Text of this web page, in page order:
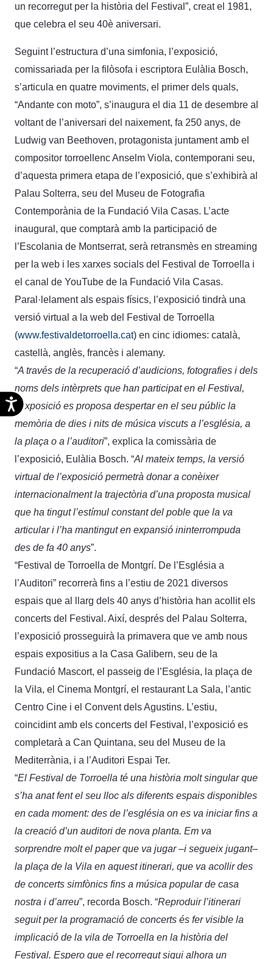
Accesibilidad
un recorregut per la història del Festival”, creat el 1981,
que celebra el seu 40è aniversari.
Seguint l’estructura d’una simfonia, l’exposició,
comissariada per la filòsofa i escriptora Eulàlia Bosch,
s’articula en quatre moviments, el primer dels quals,
“Andante con moto”, s’inaugura el dia 11 de desembre al
voltant de l’aniversari del naixement, fa 250 anys, de
Ludwig van Beethoven, protagonista juntament amb el
compositor torroellenc Anselm Viola, contemporani seu,
d’aquesta primera etapa de l’exposició, que s’exhibirà al
Palau Solterra, seu del Museu de Fotografia
Contemporània de la Fundació Vila Casas. L’acte
inaugural, que comptarà amb la participació de
l’Escolania de Montserrat, serà retransmès en streaming
per la web i les xarxes socials del Festival de Torroella i
el canal de YouTube de la Fundació Vila Casas.
Paral·lelament als espais físics, l’exposició tindrà una
versió virtual a la web del Festival de Torroella
(www.festivaldetorroella.cat) en cinc idiomes: català,
castellà, anglès, francès i alemany.
“A través de la recuperació d’audicions, fotografies i dels
noms dels intèrprets que han participat en el Festival,
l’exposició es proposa despertar en el seu públic la
memòria de dies i nits de música viscuts a l’església, a
la plaça o a l’auditori”, explica la comissària de
l’exposició, Eulàlia Bosch. “Al mateix temps, la versió
virtual de l’exposició permetrà donar a conèixer
internacionalment la trajectòria d’una proposta musical
que ha tingut l’estímul constant del poble que la va
articular i l’ha mantingut en expansió ininterrompuda
des de fa 40 anys”.
“Festival de Torroella de Montgrí. De l’Església a
l’Auditori” recorrerà fins a l’estiu de 2021 diversos
espais que al llarg dels 40 anys d’història han acollit els
concerts del Festival. Així, després del Palau Solterra,
l’exposició prosseguirà la primavera que ve amb nous
espais expositius a la Casa Galibern, seu de la
Fundació Mascort, el passeig de l’Església, la plaça de
la Vila, el Cinema Montgrí, el restaurant La Sala, l’antic
Centro Cine i el Convent dels Agustins. L’estiu,
coincidint amb els concerts del Festival, l’exposició es
completarà a Can Quintana, seu del Museu de la
Mediterrània, i a l’Auditori Espai Ter.
“El Festival de Torroella té una història molt singular que
s’ha anat fent el seu lloc als diferents espais disponibles
en cada moment: des de l’església on es va iniciar fins a
la creació d’un auditori de nova planta. Em va
sorprendre molt el paper que va jugar –i segueix jugant–
la plaça de la Vila en aquest itinerari, que va acollir des
de concerts simfònics fins a música popular de casa
nostra i d’arreu”, recorda Bosch. “Reproduir l’itinerari
seguit per la programació de concerts és fer visible la
implicació de la vila de Torroella en la història del
Festival. Espero que el recorregut sigui alhora un